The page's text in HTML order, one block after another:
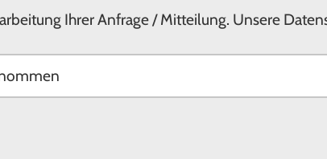
Ihrer Anfrage / Mitteilung. Unsere